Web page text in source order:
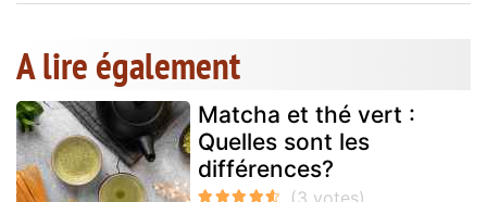
A lire également
Matcha et thé vert :
Quelles sont les
différences?